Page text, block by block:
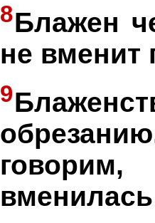
8Блажен
не вменит
9